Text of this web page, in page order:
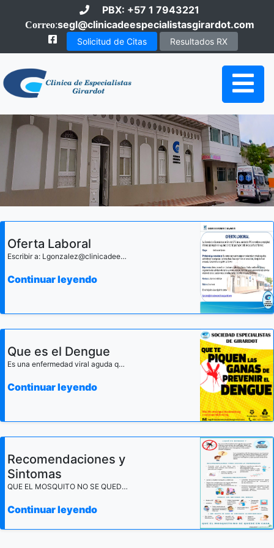
PBX: +57 1 7943221
Correo:segl@clinicadeespecialistasgirardot.com
Solicitud de Citas Resultados RX
Oferta Laboral
Escribir a: Lgonzalez@clinicadeespecialistasgirardot.com
Continuar leyendo
Que es el Dengue
Es una enfermedad viral aguda que puede afectar a personas de cualquier edad, especialmente niños y adultos mayores, causada por un virus transmitido a través de la picadura de mosquitos infectados (Aedes aegypti). Los mosquitos del dengue se presentan en zonas urbanas con altitudes inferiores a 2200 metros sobre el nivel del mar, ponen sus huevos en depósitos de agua limpia como albercas, floreros de plantas acuáticas, llantas, baldes de agua y cualquier recipiente que está a la intemperie y que puede almacenar agua.
Continuar leyendo
Recomendaciones y
Sintomas
QUE EL MOSQUITO NO SE QUEDE EN CASA!
Continuar leyendo